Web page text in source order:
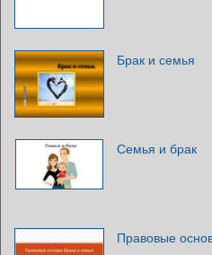
Брак и семья
Семья и брак
Правовые